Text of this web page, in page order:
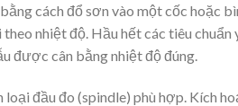
cách đổ sơn vào một cốc hoặc
nhiệt độ. Hầu hết các tiêu
được cân bằng nhiệt độ đúng.
đầu đo (spindle) phù hợp. Kích